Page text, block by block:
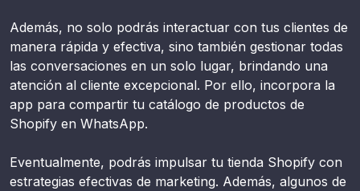
Además, no solo podrás interactuar con tus clientes de
manera rápida y efectiva, sino también gestionar todas
las conversaciones en un solo lugar, brindando una
atención al cliente excepcional. Por ello, incorpora la
app para compartir tu catálogo de productos de
Shopify en WhatsApp.
Eventualmente, podrás impulsar tu tienda Shopify con
estrategias efectivas de marketing. Además, algunos de